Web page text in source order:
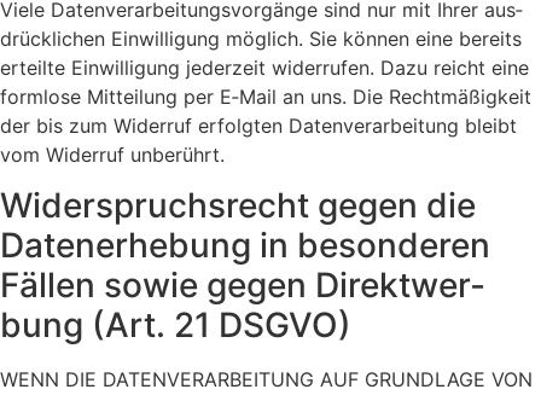
Vie­le Daten­ver­ar­bei­tungs­vor­gän­ge sind nur mit Ihrer aus­
drück­li­chen Ein­wil­li­gung mög­lich. Sie kön­nen eine bereits
erteil­te Ein­wil­li­gung jeder­zeit wider­ru­fen. Dazu reicht eine
form­lo­se Mit­tei­lung per E‑Mail an uns. Die Recht­mä­ßig­keit
der bis zum Wider­ruf erfolg­ten Daten­ver­ar­bei­tung bleibt
vom Wider­ruf unbe­rührt.
Wider­spruchs­recht gegen die
Daten­er­he­bung in beson­de­ren
Fäl­len sowie gegen Direkt­wer­
bung (Art. 21 DSGVO)
WENN DIE DATENVERARBEITUNG AUF GRUNDLAGE VON